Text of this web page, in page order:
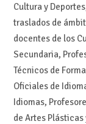
Cultura y
traslados de
docentes de los
Secundaria,
Técnicos de
Oficiales de
Idiomas,
de Artes